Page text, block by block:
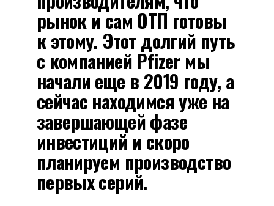
рынок и сам ОТП готовы
к этому. Этот долгий путь
с компанией Pfizer мы
начали еще в 2019 году, а
сейчас находимся уже на
завершающей фазе
инвестиций и скоро
планируем производство
первых серий.